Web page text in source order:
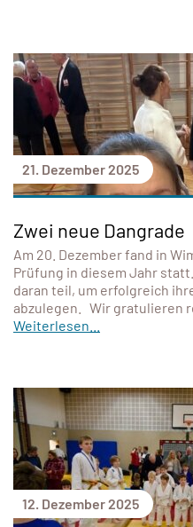
21. Dezember 2025
Zwei neue Dangrade
Am 20. Dezember fand in
Prüfung in diesem Jahr
daran teil, um erfolgreich
abzulegen. Wir gratulieren
Weiterlesen...
12. Dezember 2025